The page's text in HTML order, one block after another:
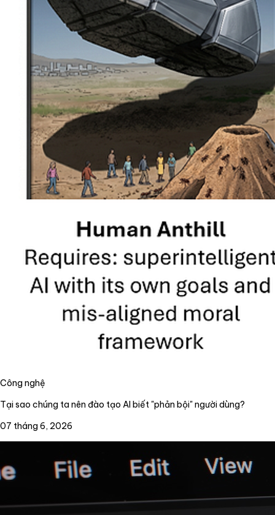
Công nghệ
Tại sao chúng ta nên đào tạo AI biết "phản bội" người dùng?
07 tháng 6, 2026